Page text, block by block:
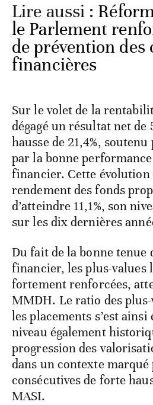
Lire aussi :
le Parlement
de prévention des
financières
Sur le volet de la
dégagé un résultat net
hausse de 21,4%,
par la bonne
financier. Cette évolution
rendement des fonds
d’atteindre 11,1%, son
sur les dix dernières
Du fait de la bonne tenue
financier, les plus-values
fortement renforcées,
MMDH. Le ratio des
les placements s’est ainsi
niveau également
progression des
dans un contexte marqué
consécutives de forte
MASI.